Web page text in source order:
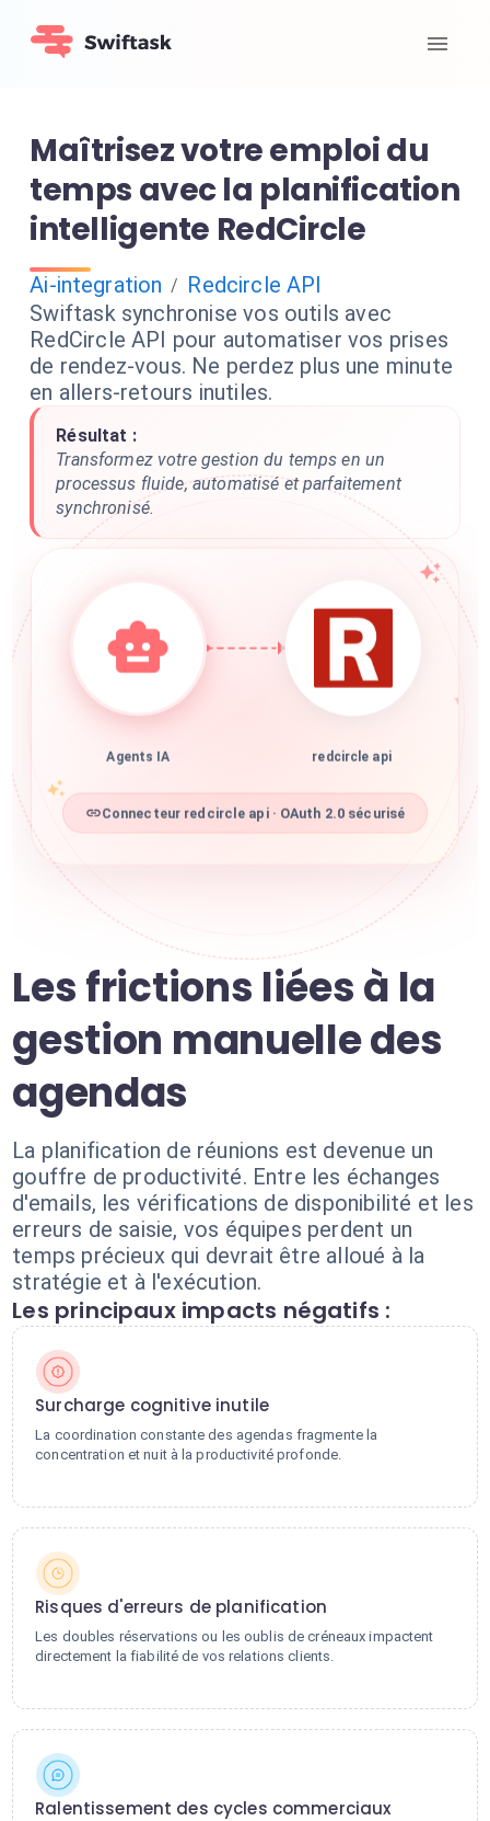
Maîtrisez votre emploi du
temps avec la planification
intelligente RedCircle
Ai-integration / Redcircle API
Swiftask synchronise vos outils avec
RedCircle API pour automatiser vos prises
de rendez-vous. Ne perdez plus une minute
en allers-retours inutiles.
Résultat :
Transformez votre gestion du temps en un
processus fluide, automatisé et parfaitement
synchronisé.
Agents IA redcircle api
Connecteur redcircle api · OAuth 2.0 sécurisé
Les frictions liées à la
gestion manuelle des
agendas
La planification de réunions est devenue un
gouffre de productivité. Entre les échanges
d'emails, les vérifications de disponibilité et les
erreurs de saisie, vos équipes perdent un
temps précieux qui devrait être alloué à la
stratégie et à l'exécution.
Les principaux impacts négatifs :
Surcharge cognitive inutile
La coordination constante des agendas fragmente la
concentration et nuit à la productivité profonde.
Risques d'erreurs de planification
Les doubles réservations ou les oublis de créneaux impactent
directement la fiabilité de vos relations clients.
Ralentissement des cycles commerciaux